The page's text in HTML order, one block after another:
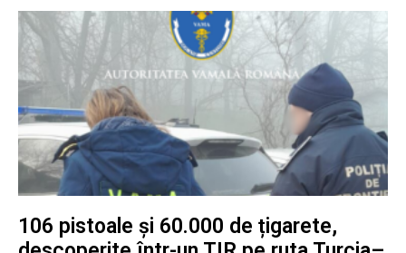
106 pistoale și 60.000 de țigarete,